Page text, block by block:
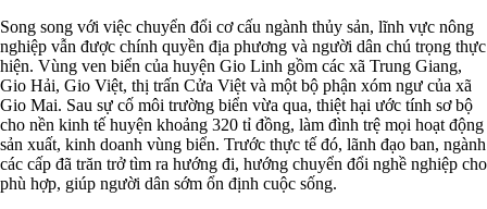
Song song với việc chuyển đổi cơ cấu ngành thủy sản, lĩnh vực nông
nghiệp vẫn được chính quyền địa phương và người dân chú trọng thực
hiện. Vùng ven biển của huyện Gio Linh gồm các xã Trung Giang,
Gio Hải, Gio Việt, thị trấn Cửa Việt và một bộ phận xóm ngư của xã
Gio Mai. Sau sự cố môi trường biển vừa qua, thiệt hại ước tính sơ bộ
cho nền kinh tế huyện khoảng 320 tỉ đồng, làm đình trệ mọi hoạt động
sản xuất, kinh doanh vùng biển. Trước thực tế đó, lãnh đạo ban, ngành
các cấp đã trăn trở tìm ra hướng đi, hướng chuyển đổi nghề nghiệp cho
phù hợp, giúp người dân sớm ổn định cuộc sống.